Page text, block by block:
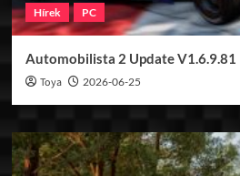
Hírek PC
Automobilista 2 Update V1.6.9.81
Toya 2026-06-25